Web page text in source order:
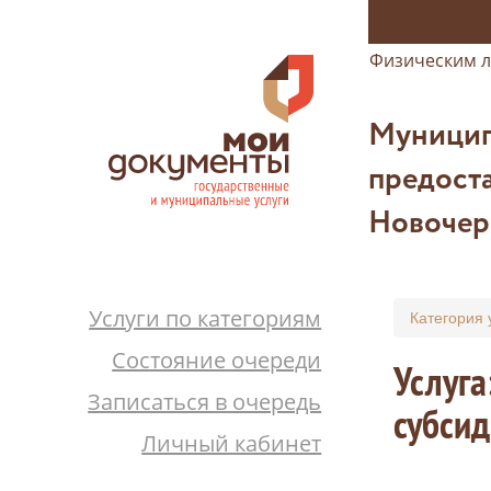
Физическим
Услуги по категориям
Состояние очереди
Записаться в очередь
Личный кабинет
Категория